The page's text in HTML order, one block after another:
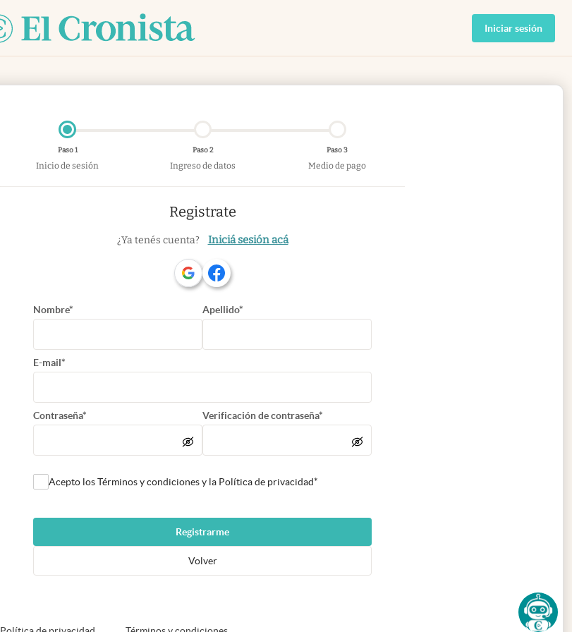
Iniciar sesión
Paso 1
Inicio de sesión
Paso 2
Ingreso de datos
Paso 3
Medio de pago
Registrate
¿Ya tenés cuenta? Iniciá sesión acá
Nombre* Apellido*
E-mail*
Contraseña* Verificación de contraseña*
Acepto los Términos y condiciones y la Política de privacidad*
Registrarme
Volver